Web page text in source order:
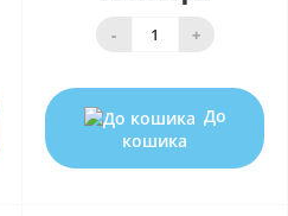
- +
До
кошика